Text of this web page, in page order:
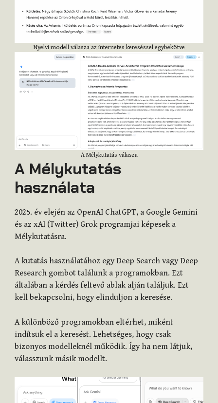
Nyelvi modell válasza az internetes kereséssel egybekötve
A Mélykutatás válasza
A Mélykutatás
használata
2025. év elején az OpenAI ChatGPT, a Google Gemini
és az xAI (Twitter) Grok programjai képesek a
Mélykutatásra.
A kutatás használatához egy Deep Search vagy Deep
Research gombot találunk a programokban. Ezt
általában a kérdés feltevő ablak alján találjuk. Ezt
kell bekapcsolni, hogy elinduljon a keresése.
A különböző programokban eltérhet, miként
indítsuk el a keresést. Lehetséges, hogy csak
bizonyos modelleknél működik. Így ha nem látjuk,
válasszunk másik modellt.